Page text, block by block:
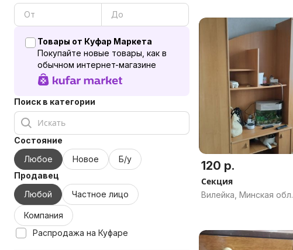
Товары от Куфар Маркета
Покупайте новые товары, как в
обычном интернет-магазине
Поиск в категории
Состояние
Любое
Новое
Б/у
Продавец
Любой
Частное лицо
Компания
Распродажа на Куфаре
120 р.
Секция
Вилейка, Минская обл.